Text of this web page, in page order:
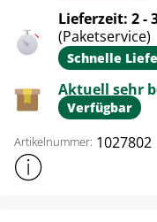
Lieferzeit: 2 -
(Paketservice)
Schnelle
Aktuell sehr
Verfügbar
Artikelnummer: 1027802
Weitere